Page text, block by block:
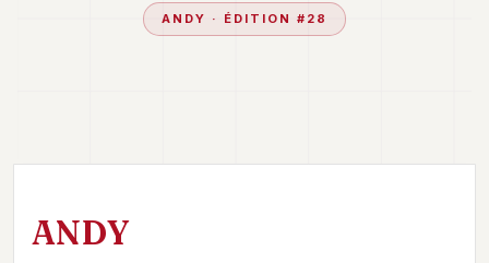
ANDY · ÉDITION # 28
ANDY